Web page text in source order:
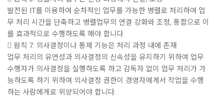
발전된 IT를 이용하여 순차적인 업무를 가능한 병렬로 처리하여 업
무 처리 시간을 단축하고 병렬업무의 연결 강화와 조정, 통합으로 이
를 효과적으로 수행하도록 해야 합니다.
 원칙 7: 의사결정이나 통제 기능은 처리 과정 내에 존재
업무 처리의 유연성과 의사결정의 신속성을 유지하기 위하여 업무
수행자가 의사결정을 실행하도록 하고 감독자 없이 업무 처리가 가
능하도록 하기 위하여 의사결정 권한이 경영자에게서 작업을 수행
하는 사람에게로 위양되어야 합니다.